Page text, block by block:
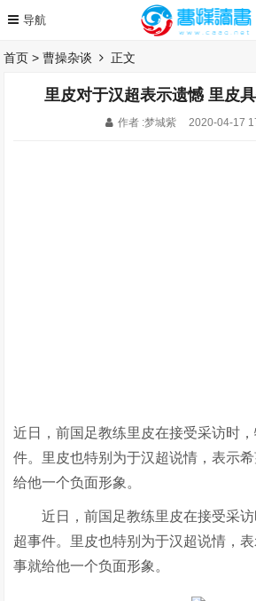
首页 >曹操杂谈 正文
里皮对于汉超表示遗憾 里皮
作者 :梦城紫 2020-04-17
近日，前国足教练里皮在接受采访时
件。里皮也特别为于汉超说情，表示
给他一个负面形象。
近日，前国足教练里皮在接受采访
超事件。里皮也特别为于汉超说情，
事就给他一个负面形象。